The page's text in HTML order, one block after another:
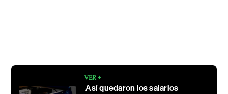
VER +
Así quedaron los salarios